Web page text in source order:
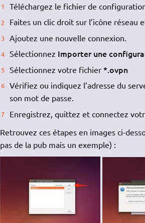
Téléchargez le fichier de
Faites un clic droit sur l’icône réseau
Ajoutez une nouvelle connexion.
Sélectionnez Importer une
Sélectionnez votre fichier*.ovpn
Vérifiez ou indiquez l’adresse du
son mot de passe.
Enregistrez, quittez et connectez
Retrouvez ces étapes en images ci-
pas de la pub mais un exemple) :